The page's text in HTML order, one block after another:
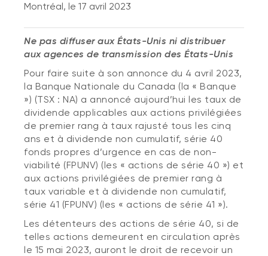
Montréal, le 17 avril 2023
Ne pas diffuser aux États-Unis ni distribuer
aux agences de transmission des États-Unis
Pour faire suite à son annonce du 4 avril 2023,
la Banque Nationale du Canada (la « Banque
») (TSX : NA) a annoncé aujourd’hui les taux de
dividende applicables aux actions privilégiées
de premier rang à taux rajusté tous les cinq
ans et à dividende non cumulatif, série 40
fonds propres d’urgence en cas de non-
viabilité (FPUNV) (les « actions de série 40 ») et
aux actions privilégiées de premier rang à
taux variable et à dividende non cumulatif,
série 41 (FPUNV) (les « actions de série 41 »).
Les détenteurs des actions de série 40, si de
telles actions demeurent en circulation après
le 15 mai 2023, auront le droit de recevoir un